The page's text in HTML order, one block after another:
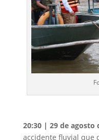
20:30 | 29 de agosto
accidente fluvial que